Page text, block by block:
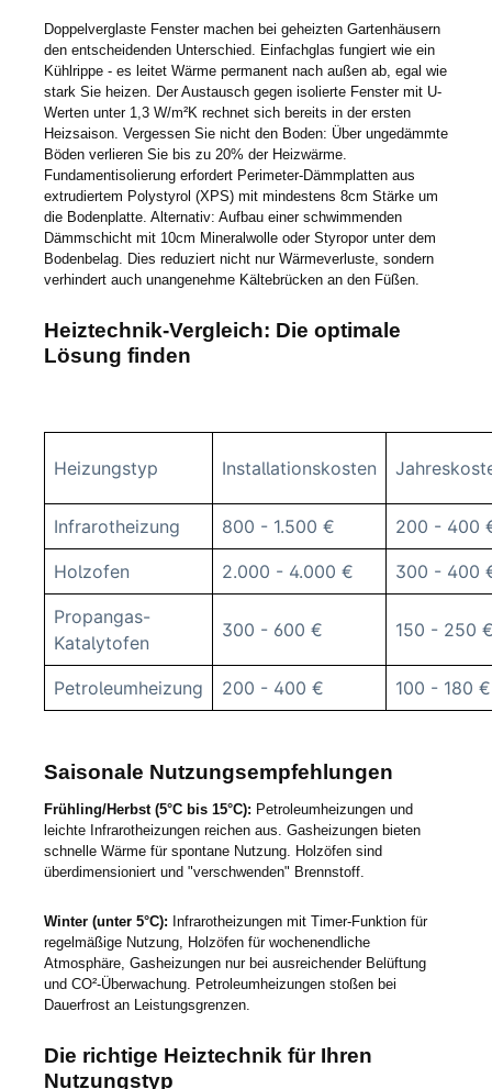
Doppelverglaste Fenster machen bei geheizten Gartenhäusern
den entscheidenden Unterschied. Einfachglas fungiert wie ein
Kühlrippe - es leitet Wärme permanent nach außen ab, egal wie
stark Sie heizen. Der Austausch gegen isolierte Fenster mit U-
Werten unter 1,3 W/m²K rechnet sich bereits in der ersten
Heizsaison. Vergessen Sie nicht den Boden: Über ungedämmte
Böden verlieren Sie bis zu 20% der Heizwärme.
Fundamentisolierung erfordert Perimeter-Dämmplatten aus
extrudiertem Polystyrol (XPS) mit mindestens 8cm Stärke um
die Bodenplatte. Alternativ: Aufbau einer schwimmenden
Dämmschicht mit 10cm Mineralwolle oder Styropor unter dem
Bodenbelag. Dies reduziert nicht nur Wärmeverluste, sondern
verhindert auch unangenehme Kältebrücken an den Füßen.
Heiztechnik-Vergleich: Die optimale
Lösung finden
Heizungstyp Installationskosten
Infrarotheizung 800 - 1.500 € 200 - 400
Holzofen 2.000 - 4.000 € 300 - 400
Propangas-
Katalytofen
300 - 600 € 150 - 250
Petroleumheizung 200 - 400 € 100 - 180 €
Saisonale Nutzungsempfehlungen
Frühling/Herbst (5°C bis 15°C): Petroleumheizungen und
leichte Infrarotheizungen reichen aus. Gasheizungen bieten
schnelle Wärme für spontane Nutzung. Holzöfen sind
überdimensioniert und "verschwenden" Brennstoff.
Winter (unter 5°C): Infrarotheizungen mit Timer-Funktion für
regelmäßige Nutzung, Holzöfen für wochenendliche
Atmosphäre, Gasheizungen nur bei ausreichender Belüftung
und CO²-Überwachung. Petroleumheizungen stoßen bei
Dauerfrost an Leistungsgrenzen.
Die richtige Heiztechnik für Ihren
Nutzungstyp